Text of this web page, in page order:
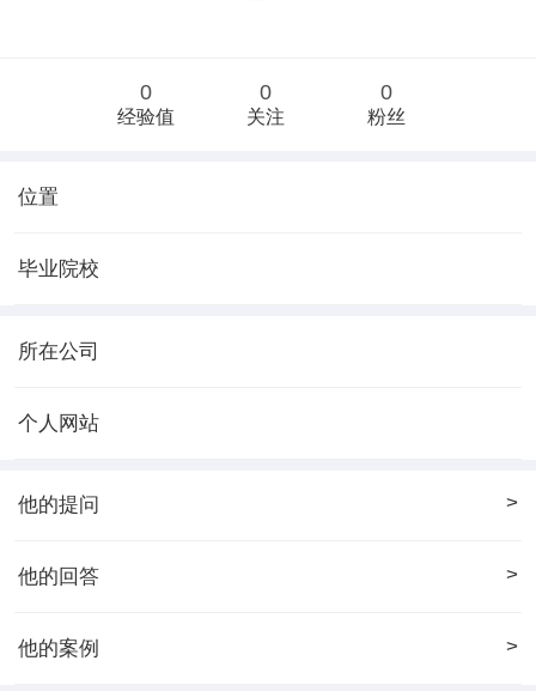
0
经验值
0
关注
0
粉丝
位置
毕业院校
所在公司
个人网站
他的提问 >
他的回答 >
他的案例 >